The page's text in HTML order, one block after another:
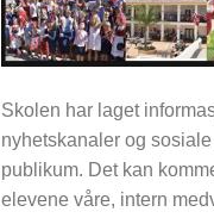
Skolen har laget
nyhetskanaler og
publikum. Det kan
elevene våre, intern